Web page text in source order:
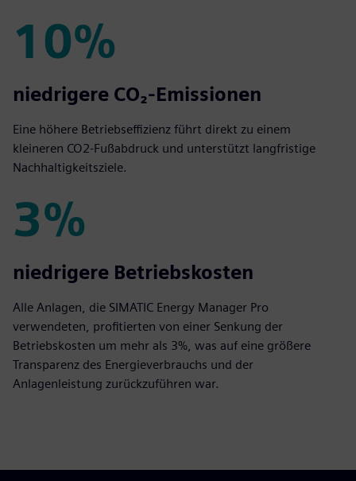
10%
10%
niedrigere CO₂-Emissionen
Eine höhere Betriebseffizienz führt direkt zu einem
kleineren CO2-Fußabdruck und unterstützt langfristige
Nachhaltigkeitsziele.
3%
3%
niedrigere Betriebskosten
Alle Anlagen, die SIMATIC Energy Manager Pro
verwendeten, profitierten von einer Senkung der
Betriebskosten um mehr als 3%, was auf eine größere
Transparenz des Energieverbrauchs und der
Anlagenleistung zurückzuführen war.